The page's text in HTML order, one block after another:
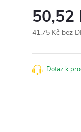
50,52
41,75 Kč bez
cena:
Dotaz k